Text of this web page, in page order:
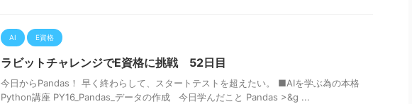
AI E資格
ラビットチャレンジでE資格に挑戦 52日目
今日からPandas！ 早く終わらして、スタートテストを超えたい。 ■AIを学ぶ為の本格
Python講座 PY16_Pandas_データの作成 今日学んだこと Pandas >&g ...